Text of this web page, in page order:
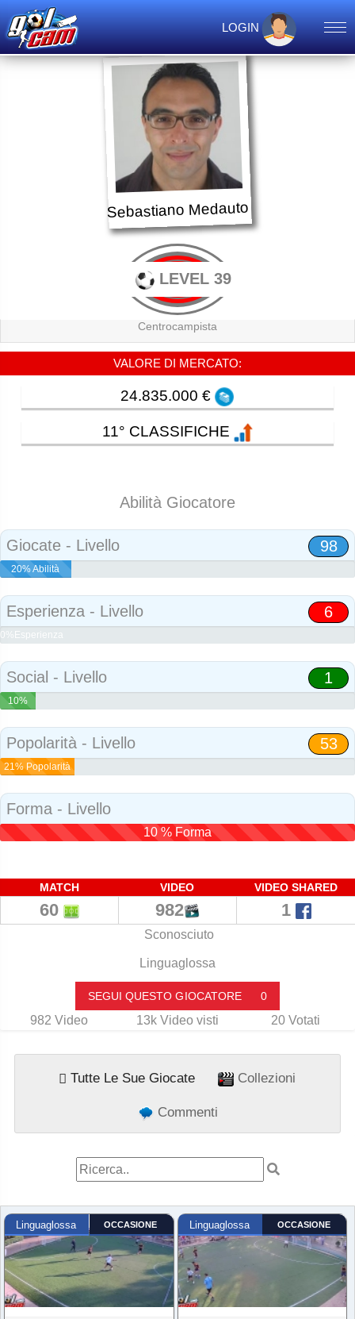
LOGIN
Sebastiano Medauto
LEVEL 39
Centrocampista
VALORE DI MERCATO:
24.835.000 €
11° CLASSIFICHE
Abilità Giocatore
Giocate - Livello 98
20% Abilità
Esperienza - Livello 6
0%Esperienza
Social - Livello 1
10%
Popolarità - Livello 53
21% Popolarità
Forma - Livello
10 % Forma
MATCH VIDEO VIDEO SHARED
60 982 1
Sconosciuto
Linguaglossa
SEGUI QUESTO GIOCATORE 0
982 Video 13k Video visti 20 Votati
Tutte Le Sue Giocate Collezioni
Commenti
Linguaglossa OCCASIONE Linguaglossa OCCASIONE